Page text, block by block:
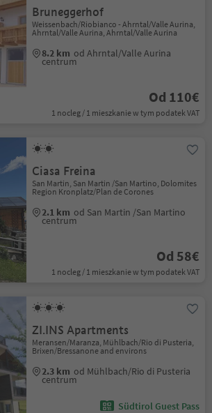
Bruneggerhof
Weissenbach/Riobianco - Ahrntal/Valle Aurina,
Ahrntal/Valle Aurina, Ahrntal/Valle Aurina
8.2 km od Ahrntal/Valle Aurina
centrum
Od 110€
1 nocleg / 1 mieszkanie w tym podatek VAT
Ciasa Freina
San Martin, San Martin /San Martino, Dolomites
Region Kronplatz/Plan de Corones
2.1 km od San Martin /San Martino
centrum
Od 58€
1 nocleg / 1 mieszkanie w tym podatek VAT
ZI.INS Apartments
Meransen/Maranza, Mühlbach/Rio di Pusteria,
Brixen/Bressanone and environs
2.3 km od Mühlbach/Rio di Pusteria
centrum
Südtirol Guest Pass